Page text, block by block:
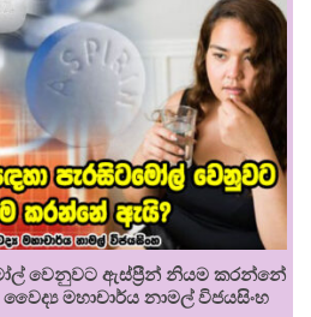
වෙනුවට ඇස්ප්‍රීන් නියම කරන්නේ
මහාචාර්ය නාමල් විජයසිංහ